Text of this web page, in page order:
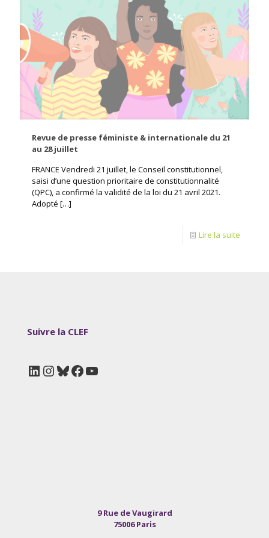
Revue de presse féministe & internationale du 21
au 28 juillet
FRANCE Vendredi 21 juillet, le Conseil constitutionnel,
saisi d’une question prioritaire de constitutionnalité
(QPC), a confirmé la validité de la loi du 21 avril 2021.
Adopté […]
Lire la suite
Suivre la CLEF
LinkedIn
Instagram
Bluesky
Facebook
YouTube
9 Rue de Vaugirard
75006 Paris